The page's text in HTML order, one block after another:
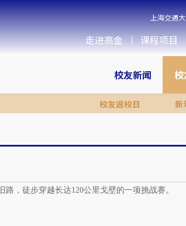
上海交通
走进高金 课程项目
校友新闻 校
校友返校日 新
，徒步穿越长达120公里戈壁的一项挑战赛。